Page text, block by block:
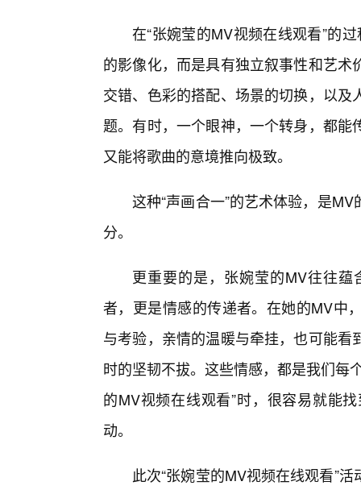
在“张婉莹的MV视频在线观看”的
的影像化，而是具有独立叙事性和艺
交错、色彩的搭配、场景的切换，以
题。有时，一个眼神，一个转身，都
又能将歌曲的意境推向极致。
这种“声画合一”的艺术体验，是
分。
更重要的是，张婉莹的MV往往
者，更是情感的传递者。在她的MV中
与考验，亲情的温暖与牵挂，也可能
时的坚韧不拔。这些情感，都是我们每
的MV视频在线观看”时，很容易就能
动。
此次“张婉莹的MV视频在线观看”